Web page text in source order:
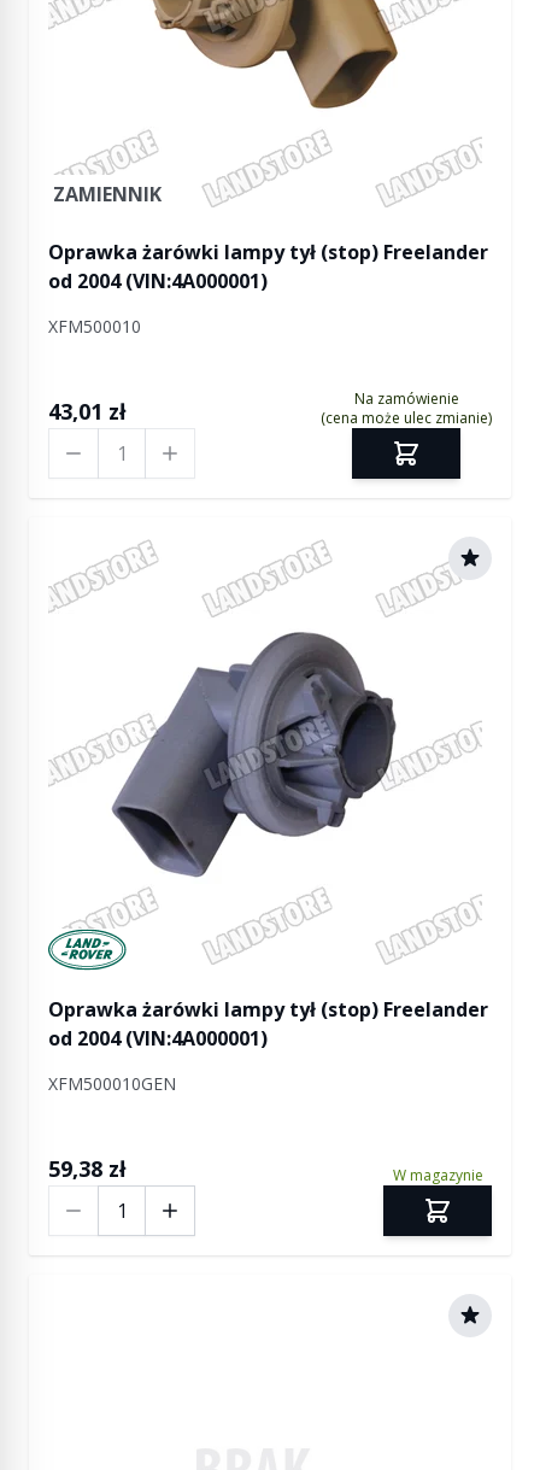
ZAMIENNIK
Oprawka żarówki lampy tył (stop) Freelander
od 2004 (VIN:4A000001)
XFM500010
43,01 zł
Na zamówienie
(cena może ulec zmianie)
Manufactured by Land rover
Oprawka żarówki lampy tył (stop) Freelander
od 2004 (VIN:4A000001)
XFM500010GEN
59,38 zł W magazynie